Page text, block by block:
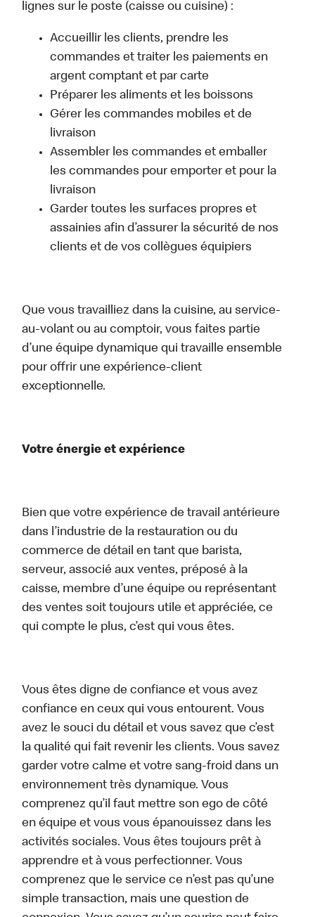
lignes sur le poste (caisse ou cuisine) :
Accueillir les clients, prendre les
commandes et traiter les paiements en
argent comptant et par carte
Préparer les aliments et les boissons
Gérer les commandes mobiles et de
livraison
Assembler les commandes et emballer
les commandes pour emporter et pour la
livraison
Garder toutes les surfaces propres et
assainies afin d’assurer la sécurité de nos
clients et de vos collègues équipiers
Que vous travailliez dans la cuisine, au service-
au-volant ou au comptoir, vous faites partie
d’une équipe dynamique qui travaille ensemble
pour offrir une expérience-client
exceptionnelle.
Votre énergie et expérience
Bien que votre expérience de travail antérieure
dans l’industrie de la restauration ou du
commerce de détail en tant que barista,
serveur, associé aux ventes, préposé à la
caisse, membre d’une équipe ou représentant
des ventes soit toujours utile et appréciée, ce
qui compte le plus, c’est qui vous êtes.
Vous êtes digne de confiance et vous avez
confiance en ceux qui vous entourent. Vous
avez le souci du détail et vous savez que c’est
la qualité qui fait revenir les clients. Vous savez
garder votre calme et votre sang-froid dans un
environnement très dynamique. Vous
comprenez qu’il faut mettre son ego de côté
en équipe et vous vous épanouissez dans les
activités sociales. Vous êtes toujours prêt à
apprendre et à vous perfectionner. Vous
comprenez que le service ce n’est pas qu’une
simple transaction, mais une question de